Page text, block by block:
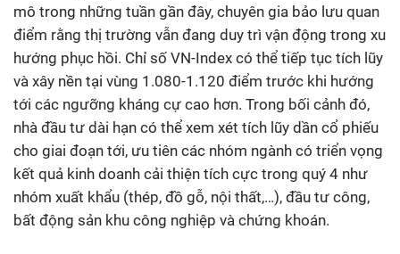
mô trong những tuần gần đây, chuyên gia bảo lưu quan
điểm rằng thị trường vẫn đang duy trì vận động trong xu
hướng phục hồi. Chỉ số VN-Index có thể tiếp tục tích lũy
và xây nền tại vùng 1.080-1.120 điểm trước khi hướng
tới các ngưỡng kháng cự cao hơn. Trong bối cảnh đó,
nhà đầu tư dài hạn có thể xem xét tích lũy dần cổ phiếu
cho giai đoạn tới, ưu tiên các nhóm ngành có triển vọng
kết quả kinh doanh cải thiện tích cực trong quý 4 như
nhóm xuất khẩu (thép, đồ gỗ, nội thất,…), đầu tư công,
bất động sản khu công nghiệp và chứng khoán.